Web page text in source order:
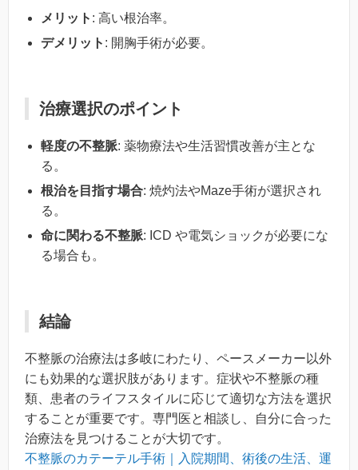
メリット : 高い根治率。
デメリット : 開胸手術が必要。
治療選択のポイント
軽度の不整脈: 薬物療法や生活習慣改善が主とな
る。
根治を目指す場合: 焼灼法やMaze手術が選択され
る。
命に関わる不整脈: ICD や電気ショックが必要にな
る場合も。
結論
不整脈の治療法は多岐にわたり、ペースメーカー以外
にも効果的な選択肢があります。症状や不整脈の種
類、患者のライフスタイルに応じて適切な方法を選択
することが重要です。専門医と相談し、自分に合った
治療法を見つけることが大切です。
不整脈のカテーテル手術｜入院期間、術後の生活、運